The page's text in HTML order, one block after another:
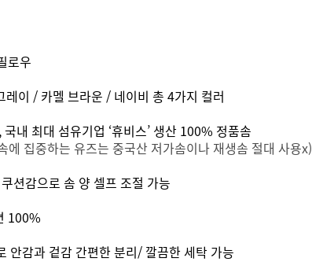
로우
레이 / 카멜 브라운 / 네이비 총 4가지 컬러
내 최대 섬유기업 ‘휴비스’ 생산 100% 정품솜
에 집중하는 유즈는 중국산 저가솜이나 재생솜 절대 사용x)
션감으로 솜 양 셀프 조절 가능
100%
안감과 겉감 간편한 분리/ 깔끔한 세탁 가능